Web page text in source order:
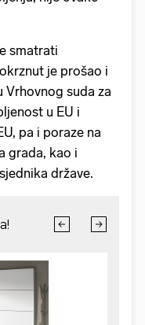
smatrati
je prošao i
Vrhovnog suda za
u EU i
pa i poraze na
grada, kao i
države.